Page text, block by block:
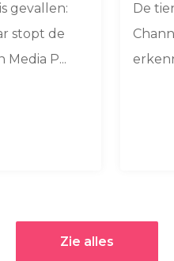
gevallen:
stopt de
P...
De
Zie alles